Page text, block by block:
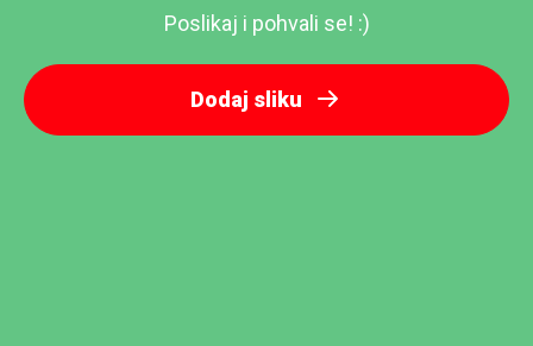
Poslikaj i pohvali se! :)
Dodaj sliku